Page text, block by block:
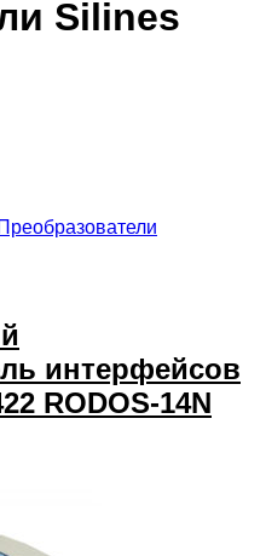
Silines
Преобразователи
интерфейсов
RODOS-14N